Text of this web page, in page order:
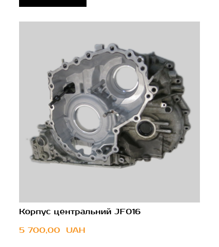
Корпус центральний JF016
5 700,00  UAH